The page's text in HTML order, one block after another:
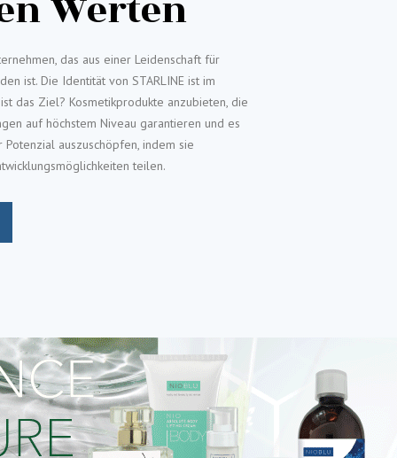
das aus einer Leidenschaft für
ist. Die Identität von STARLINE ist im
das Ziel? Kosmetikprodukte anzubieten, die
auf höchstem Niveau garantieren und es
auszuschöpfen, indem sie
teilen.